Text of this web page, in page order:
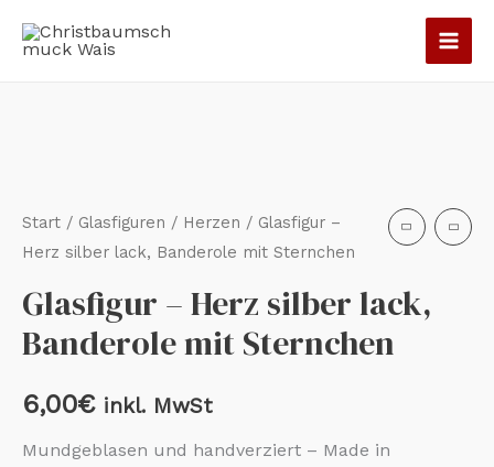
Inhalt
Start / Glasfiguren / Herzen / Glasfigur –
Herz silber lack, Banderole mit Sternchen
Glasfigur – Herz silber lack,
Banderole mit Sternchen
6,00€ inkl. MwSt
Mundgeblasen und handverziert – Made in